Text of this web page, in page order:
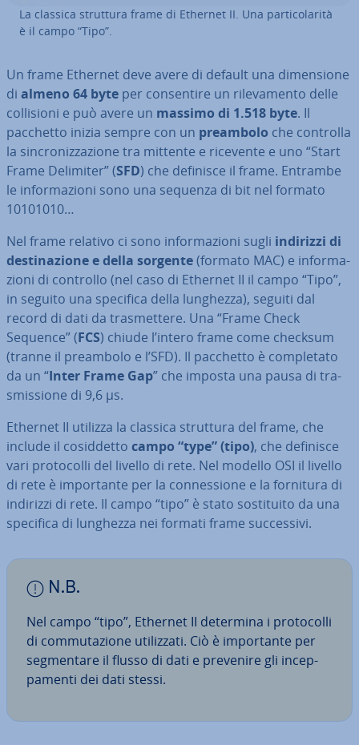
La classica struttura frame di Ethernet II. Una par­ti­co­la­ri­tà
è il campo “Tipo”.
Un frame Ethernet deve avere di default una di­men­sio­ne
di almeno 64 byte per con­sen­ti­re un ri­le­va­men­to delle
col­li­sio­ni e può avere un massimo di 1.518 byte. Il
pacchetto inizia sempre con un preambolo che controlla
la sin­cro­niz­za­zio­ne tra mittente e ricevente e uno “Start
Frame Delimiter” (SFD) che definisce il frame. Entrambe
le in­for­ma­zio­ni sono una sequenza di bit nel formato
10101010…
Nel frame relativo ci sono in­for­ma­zio­ni sugli indirizzi di
de­sti­na­zio­ne e della sorgente(formato MAC) e in­for­ma­
zio­ni di controllo (nel caso di Ethernet II il campo “Tipo”,
in seguito una specifica della lunghezza), seguiti dal
record di dati da tra­smet­te­re. Una “Frame Check
Sequence” (FCS) chiude l’intero frame come checksum
(tranne il preambolo e l’SFD). Il pacchetto è com­ple­ta­to
da un “Inter Frame Gap” che imposta una pausa di tra­
smis­sio­ne di 9,6 µs.
Ethernet II utilizza la classica struttura del frame, che
include il co­sid­det­to campo “type” (tipo), che definisce
vari pro­to­col­li del livello di rete. Nel modello OSI il livello
di rete è im­por­tan­te per la con­nes­sio­ne e la fornitura di
indirizzi di rete. Il campo “tipo” è stato so­sti­tui­to da una
specifica di lunghezza nei formati frame suc­ces­si­vi.
N.B.
Nel campo “tipo”, Ethernet II determina i pro­to­col­li
di com­mu­ta­zio­ne uti­liz­za­ti. Ciò è im­por­tan­te per
seg­men­ta­re il flusso di dati e prevenire gli in­cep­
pa­men­ti dei dati stessi.